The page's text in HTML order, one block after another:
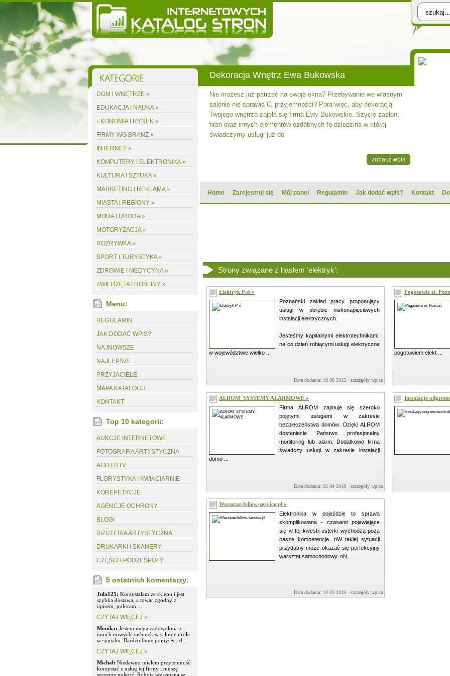
Dekoracja Wnętrz Ewa Bukowska
Nie możesz już patrzeć na swoje okna? Przebywanie we własnym
salonie nie sprawia Ci przyjemności? Pora więc, aby dekoracją
Twojego wnętrza zajęła się firma Ewy Bukowskie. Szycie zasłon,
firan oraz innych elementów ozdobnych to dziedzina w której
świadczymy usługi już do
zobacz wpis
Home Zarejestruj się Mój panel Regulamin Jak dodać wpis? Kontakt
DOM I WNĘTRZE »
EDUKACJA I NAUKA »
EKONOMIA I RYNEK »
FIRMY WG BRANŻ »
INTERNET »
KOMPUTERY I ELEKTRONIKA »
KULTURA I SZTUKA »
MARKETING I REKLAMA »
MIASTA I REGIONY »
MODA I URODA »
MOTORYZACJA »
ROZRYWKA »
SPORT I TURYSTYKA »
ZDROWIE I MEDYCYNA »
ZWIERZĘTA I ROŚLINY »
Menu:
REGULAMIN
JAK DODAĆ WPIS?
NAJNOWSZE
NAJLEPSZE
PRZYJACIELE
MAPA KATALOGU
KONTAKT
Top 10 kategorii:
AUKCJE INTERNETOWE
FOTOGRAFIA ARTYSTYCZNA
AGD I RTV
FLORYSTYKA I KWIACIARNIE
KOREPETYCJE
AGENCJE OCHRONY
BLOGI
BIŻUTERIA ARTYSTYCZNA
DRUKARKI I SKANERY
CZĘŚCI I PODZESPOŁY
5 ostatnich komentarzy:
Jula125: Korzystałam ze sklepu i jest
szybka dostawa, a towar zgodny z
opisem, polecam....
CZYTAJ WIĘCEJ »
Monika: Jestem mega zadowolona z
moich nowych zasłonek w salonie i role
w sypialni. Bardzo fajne pomysły i d...
CZYTAJ WIĘCEJ »
Michał: Niedawno miałem przyjemność
korzystać z usług tej firmy i muszę
szczerze polecić. Robota wykonana sz...
Strony związane z hasłem 'elektryk':
Elektryk P-ń »
Poznański zakład pracy proponujący
usługi w obrębie niskonapięciowych
instalacji elektrycznych.
Jesteśmy kapitalnymi elektrotechnikami,
na co dzień robiącymi usługi elektryczne
w województwie wielko ...
Data dodania: 19 08 2015 · szczegóły wpisu »
Pogotowie el.
pogotowiem elekt ...
ALROM ­ SYSTEMY ALARMOWE »
Firma ALROM zajmuje się szeroko
pojętymi usługami w zakresie
bezpieczeństwa domów. Dzięki ALROM
dostaniecie Państwo profesjonalny
monitoring lub alarm. Dodatkowo firma
świadczy usługi w zakresie instalacji
domo ...
Data dodania: 02 04 2018 · szczegóły wpisu »
Instalacje
Warsztat-fellow-service.pl »
Elektronika w pojeździe to sprawa
skomplikowana - czasami pojawiające
się w tej kwestii usterki wychodzą poza
nasze kompetencje. nW takiej sytuacji
przydatny może okazać się perfekcyjny
warsztat samochodowy. nN ...
Data dodania: 10 03 2019 · szczegóły wpisu »